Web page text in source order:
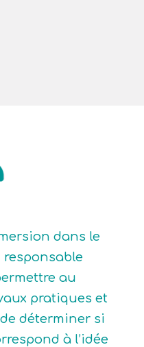
dans le
responsable
au
pratiques et
déterminer si
à l’idée